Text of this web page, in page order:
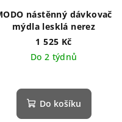
nástěnný dávkovač
mýdla lesklá nerez
1 525 Kč
Do 2 týdnů
hodnocení
produktu
Do košíku